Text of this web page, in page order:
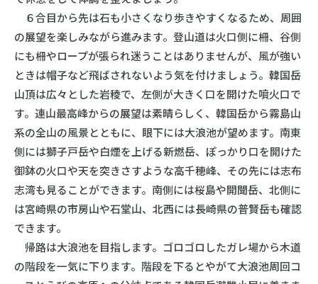
６合目から先は石も小さくなり歩きやすくなるため、周囲
の展望を楽しみながら進みます。登山道は火口側に柵、谷側
にも柵やロープが張られ迷うことはありませんが、風が強い
ときは帽子など飛ばされないよう気を付けましょう。韓国岳
山頂は広々とした岩稜で、左側が大きく口を開けた噴火口で
す。連山最高峰からの展望は素晴らしく、韓国岳から霧島山
系の全山の風景とともに、眼下には大浪池が望めます。南東
側には獅子戸岳や白煙を上げる新燃岳、ぽっかり口を開けた
御鉢の火口や天を突きさすような高千穂峰、その先には志布
志湾も見ることができます。南側には桜島や開聞岳、北側に
は宮崎県の市房山や石堂山、北西には長崎県の普賢岳も確認
できます。
帰路は大浪池を目指します。ゴロゴロしたガレ場から木道
の階段を一気に下ります。階段を下るとやがて大浪池周回コ